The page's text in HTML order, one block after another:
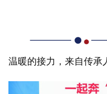
温暖的接力，来自传承